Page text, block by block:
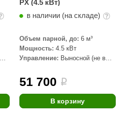
PX (4.5 кВт)
в наличии (на складе)
Объем парной, до: 6 м³
Мощность: 4.5 кВт
Управление: Выносной (не в
51 700 i
В корзину